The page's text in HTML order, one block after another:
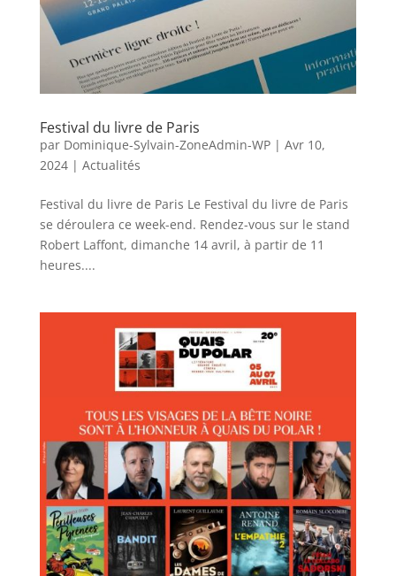
Festival du livre de Paris
par Dominique-Sylvain-ZoneAdmin-WP| Avr 10,
2024| Actualités
Festival du livre de Paris Le Festival du livre de Paris
se déroulera ce week-end. Rendez-vous sur le stand
Robert Laffont, dimanche 14 avril, à partir de 11
heures....